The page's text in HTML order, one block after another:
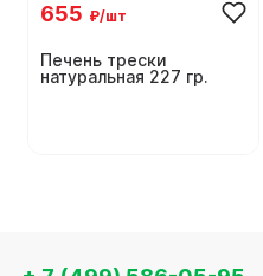
655 ₽/шт
Печень трески
натуральная 227 гр.